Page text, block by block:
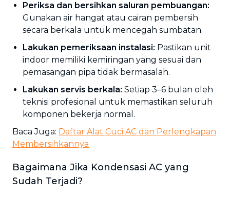
Periksa dan bersihkan saluran pembuangan:
Gunakan air hangat atau cairan pembersih
secara berkala untuk mencegah sumbatan.
Lakukan pemeriksaan instalasi: Pastikan unit
indoor memiliki kemiringan yang sesuai dan
pemasangan pipa tidak bermasalah.
Lakukan servis berkala: Setiap 3–6 bulan oleh
teknisi profesional untuk memastikan seluruh
komponen bekerja normal.
Baca Juga: Daftar Alat Cuci AC dan Perlengkapan
Membersihkannya
Bagaimana Jika Kondensasi AC yang
Sudah Terjadi?